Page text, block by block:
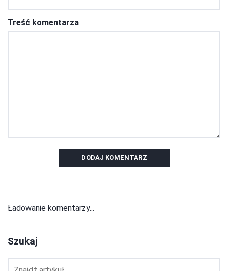
Treść komentarza
DODAJ KOMENTARZ
Ładowanie komentarzy...
Szukaj